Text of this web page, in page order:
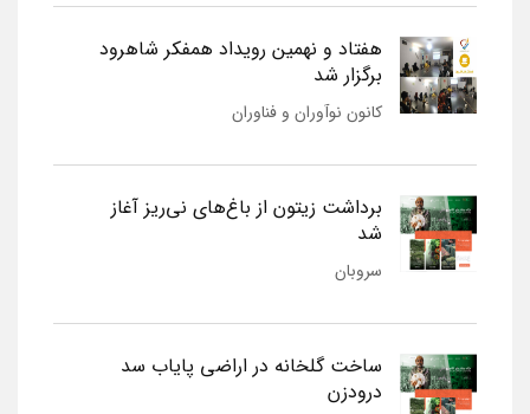
هفتاد و نهمین رویداد همفکر شاهرود
برگزار شد
کانون نوآوران و فناوران
برداشت زیتون از باغ‌های نی‌ریز آغاز
شد
سروبان
ساخت گلخانه در اراضی پایاب سد
درودزن